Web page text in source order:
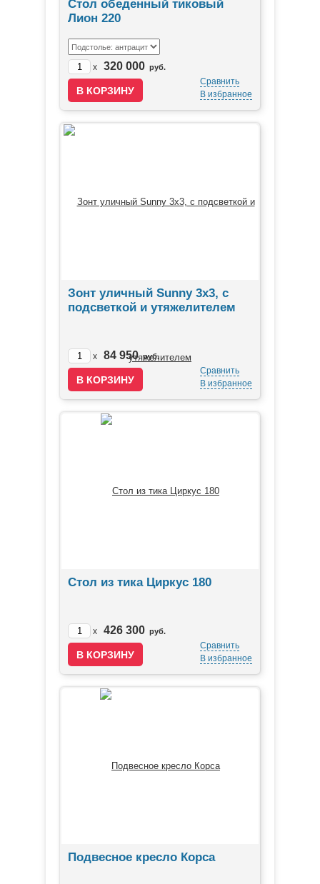
Стол обеденный тиковый
Лион 220
x 320 000 руб.
Сравнить
В избранное
Зонт уличный Sunny 3х3, с
подсветкой и утяжелителем
x 84 950 руб.
Сравнить
В избранное
Стол из тика Циркус 180
x 426 300 руб.
Сравнить
В избранное
Подвесное кресло Корса